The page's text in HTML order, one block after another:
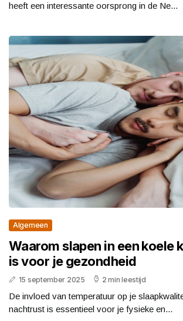
heeft een interessante oorsprong in de Ne...
Algemeen
Waarom slapen in een koele
is voor je gezondheid
15 september 2025 2 min leestijd
De invloed van temperatuur op je
nachtrust is essentieel voor je fysieke en...